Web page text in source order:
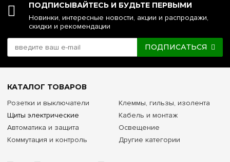
ПОДПИСЫВАЙТЕСЬ И БУДЬТЕ ПЕРВЫМИ
Новинки, интересные новости, акции и распродажи,
скидки и рекомендации
ПОДПИСАТЬСЯ
КАТАЛОГ ТОВАРОВ
Розетки и выключатели
Щиты электрические
Автоматика и защита
Коммутация и контроль
Клеммы, гильзы, изолента
Кабель и монтаж
Освещение
Другие категории